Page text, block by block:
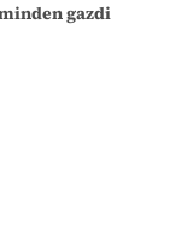
gazdi